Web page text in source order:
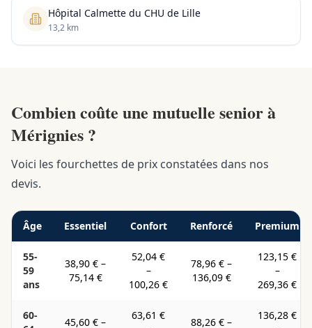
Hôpital Calmette du CHU de Lille
13,2 km
Combien coûte une mutuelle senior à
Mérignies ?
Voici les fourchettes de prix constatées dans nos
devis.
Âge Essentiel Confort Renforcé Premium
55-
59
ans
38,90 € –
75,14 €
52,04 €
–
100,26 €
78,96 € –
136,09 €
123,15 €
–
269,36 €
60-
45,60 € –
63,61 €
88,26 € –
136,28 €